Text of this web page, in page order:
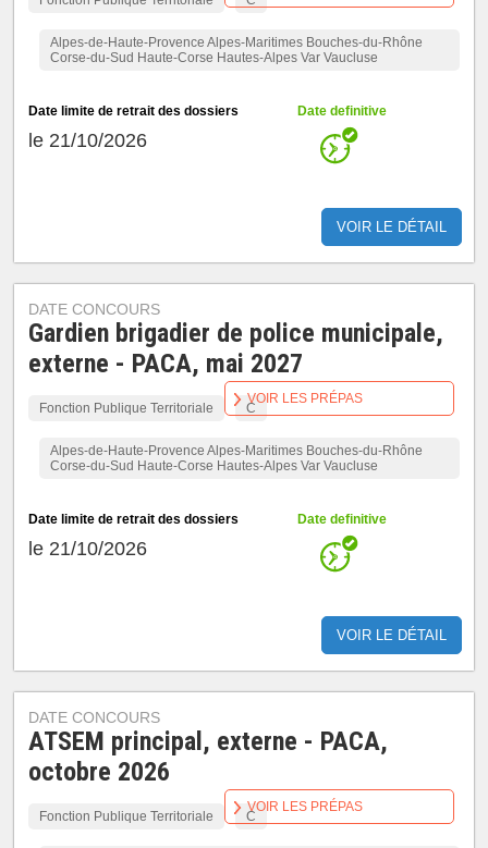
Alpes-de-Haute-Provence Alpes-Maritimes Bouches-du-Rhône
Corse-du-Sud Haute-Corse Hautes-Alpes Var Vaucluse
Date limite de retrait des dossiers
le 21/10/2026
Date definitive
VOIR LE DÉTAIL
DATE CONCOURS
Gardien brigadier de police municipale,
externe - PACA, mai 2027
Fonction Publique Territoriale C
Alpes-de-Haute-Provence Alpes-Maritimes Bouches-du-Rhône
Corse-du-Sud Haute-Corse Hautes-Alpes Var Vaucluse
Date limite de retrait des dossiers
le 21/10/2026
Date definitive
VOIR LE DÉTAIL
VOIR LES PRÉPAS
DATE CONCOURS
ATSEM principal, externe - PACA,
octobre 2026
Fonction Publique Territoriale C
VOIR LES PRÉPAS